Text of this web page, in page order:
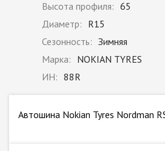
Высота профиля: 65
Диаметр: R15
Сезонность: Зимняя
Марка: NOKIAN TYRES
ИН: 88R
Автошина Nokian Tyres Nordman